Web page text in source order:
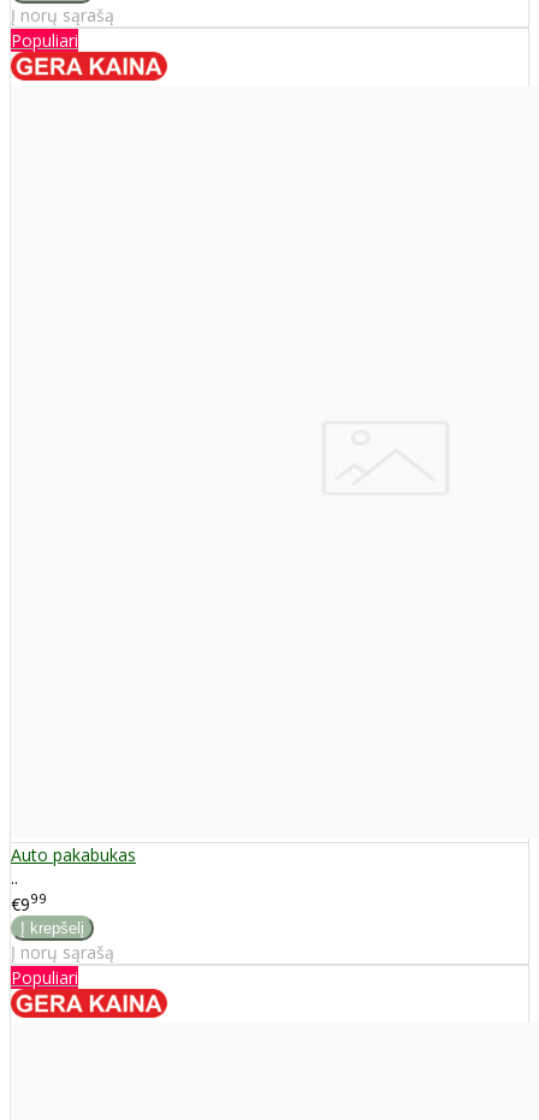
Į norų sąrašą
Populiari
Auto pakabukas
..
€999
Į norų sąrašą
Populiari